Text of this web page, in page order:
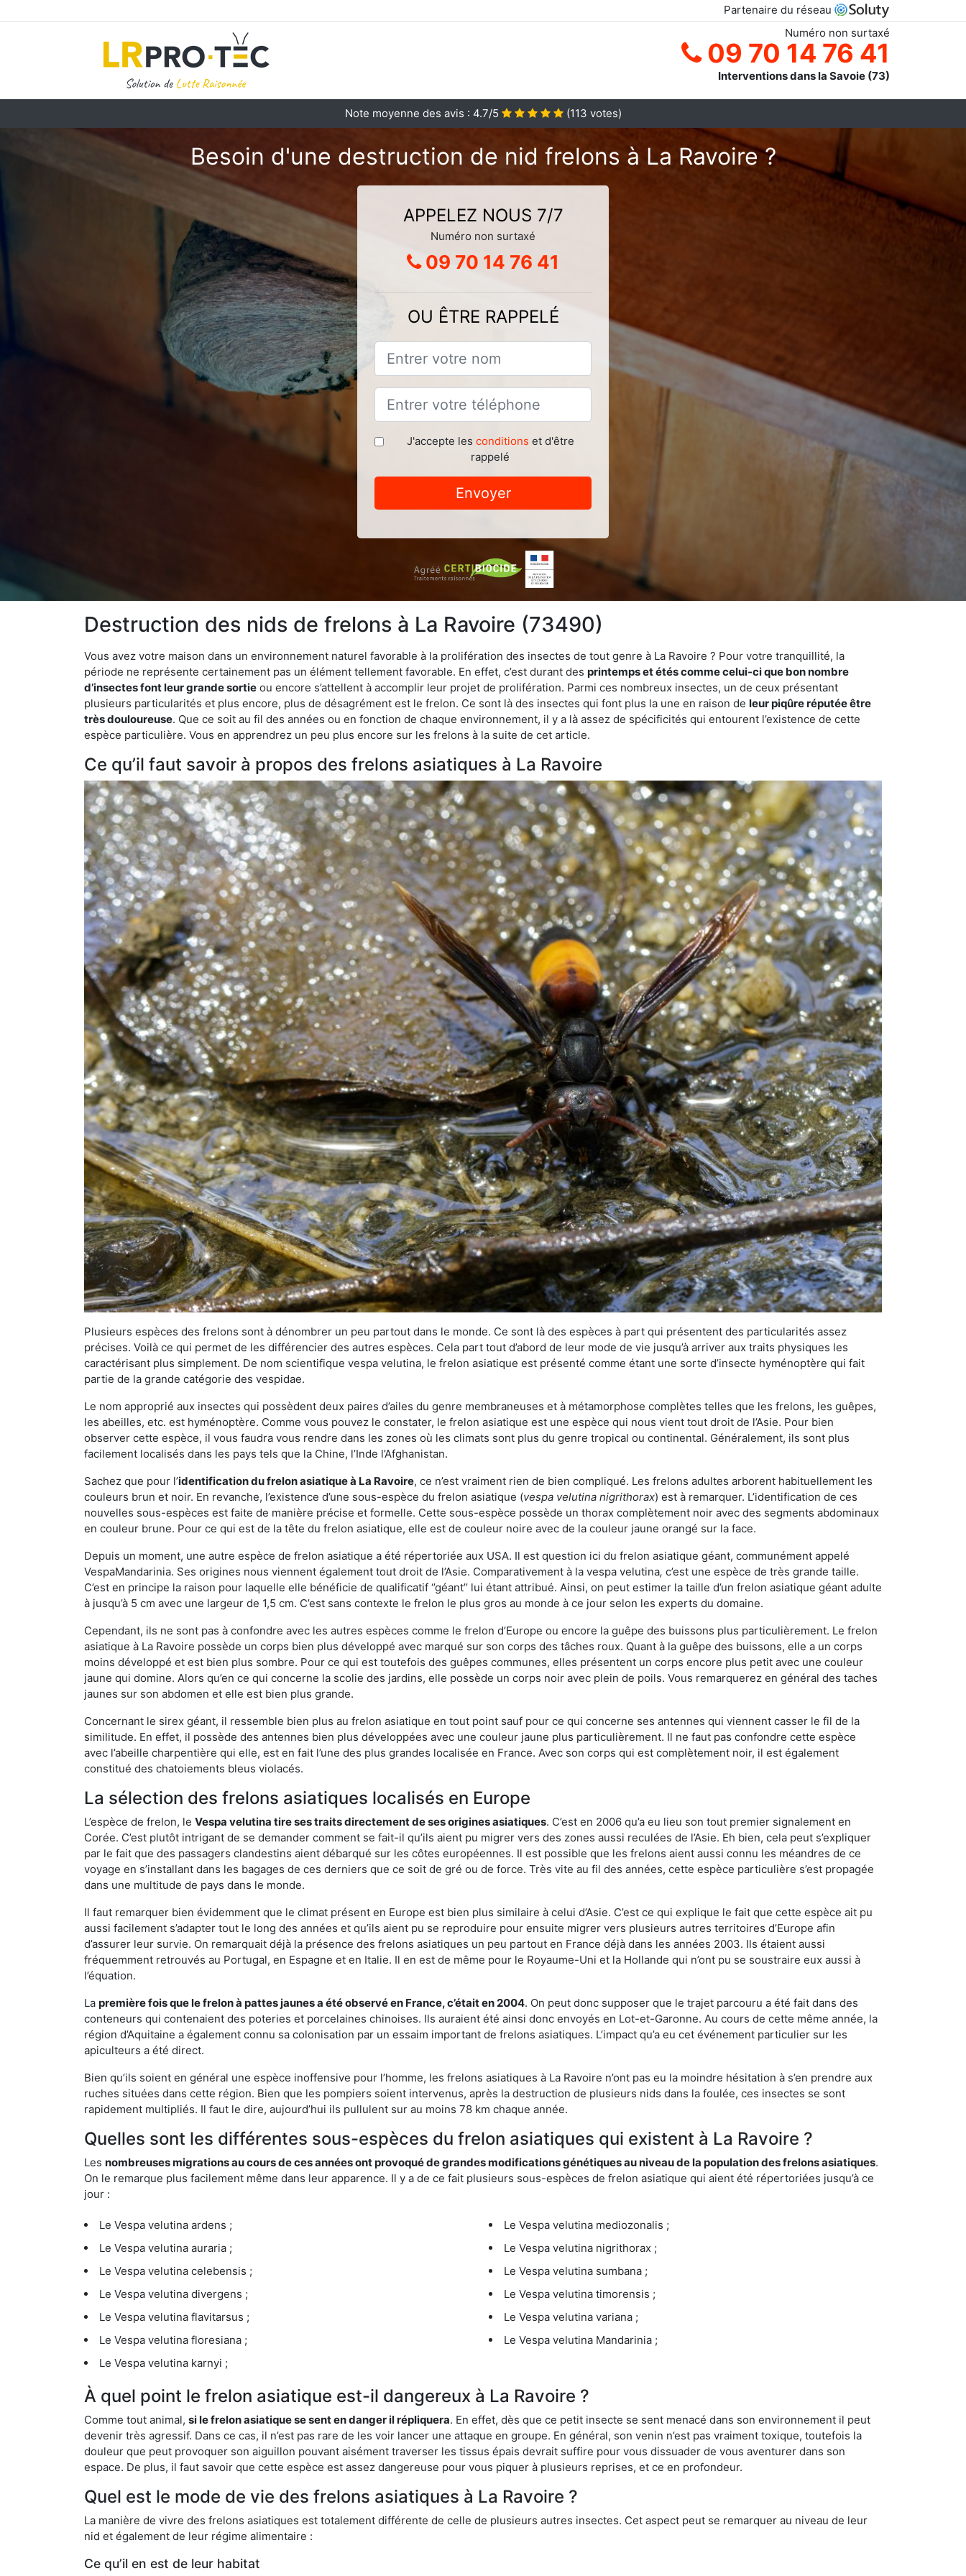
Partenaire du réseau
Numéro non surtaxé
09 70 14 76 41
Interventions dans la Savoie (73)
Note moyenne des avis : 4.7/5 (113 votes)
Besoin d'une destruction de nid frelons à La Ravoire ?
APPELEZ NOUS 7/7
Numéro non surtaxé
09 70 14 76 41
OU ÊTRE RAPPELÉ
J'accepte les conditions et d'être
rappelé
Envoyer
Destruction des nids de frelons à La Ravoire (73490)
Vous avez votre maison dans un environnement naturel favorable à la prolifération des insectes de tout genre à La Ravoire ? Pour votre tranquillité, la
période ne représente certainement pas un élément tellement favorable. En effet, c’est durant des printemps et étés comme celui-ci que bon nombre
d’insectes font leur grande sortie ou encore s’attellent à accomplir leur projet de prolifération. Parmi ces nombreux insectes, un de ceux présentant
plusieurs particularités et plus encore, plus de désagrément est le frelon. Ce sont là des insectes qui font plus la une en raison de leur piqûre réputée être
très douloureuse. Que ce soit au fil des années ou en fonction de chaque environnement, il y a là assez de spécificités qui entourent l’existence de cette
espèce particulière. Vous en apprendrez un peu plus encore sur les frelons à la suite de cet article.
Ce qu’il faut savoir à propos des frelons asiatiques à La Ravoire
Plusieurs espèces des frelons sont à dénombrer un peu partout dans le monde. Ce sont là des espèces à part qui présentent des particularités assez
précises. Voilà ce qui permet de les différencier des autres espèces. Cela part tout d’abord de leur mode de vie jusqu’à arriver aux traits physiques les
caractérisant plus simplement. De nom scientifique vespa velutina, le frelon asiatique est présenté comme étant une sorte d’insecte hyménoptère qui fait
partie de la grande catégorie des vespidae.
Le nom approprié aux insectes qui possèdent deux paires d’ailes du genre membraneuses et à métamorphose complètes telles que les frelons, les guêpes,
les abeilles, etc. est hyménoptère. Comme vous pouvez le constater, le frelon asiatique est une espèce qui nous vient tout droit de l’Asie. Pour bien
observer cette espèce, il vous faudra vous rendre dans les zones où les climats sont plus du genre tropical ou continental. Généralement, ils sont plus
facilement localisés dans les pays tels que la Chine, l’Inde l’Afghanistan.
Sachez que pour l’identification du frelon asiatiqueà La Ravoire, ce n’est vraiment rien de bien compliqué. Les frelons adultes arborent habituellement les
couleurs brun et noir. En revanche, l’existence d’une sous-espèce du frelon asiatique (vespa velutina nigrithorax) est à remarquer. L’identification de ces
nouvelles sous-espèces est faite de manière précise et formelle. Cette sous-espèce possède un thorax complètement noir avec des segments abdominaux
en couleur brune. Pour ce qui est de la tête du frelon asiatique, elle est de couleur noire avec de la couleur jaune orangé sur la face.
Depuis un moment, une autre espèce de frelon asiatique a été répertoriée aux USA. Il est question ici du frelon asiatique géant, communément appelé
VespaMandarinia. Ses origines nous viennent également tout droit de l’Asie. Comparativement à la vespa velutina, c’est une espèce de très grande taille.
C’est en principe la raison pour laquelle elle bénéficie de qualificatif ‘’géant’’ lui étant attribué. Ainsi, on peut estimer la taille d’un frelon asiatique géant adulte
à jusqu’à 5 cm avec une largeur de 1,5 cm. C’est sans contexte le frelon le plus gros au monde à ce jour selon les experts du domaine.
Cependant, ils ne sont pas à confondre avec les autres espèces comme le frelon d’Europe ou encore la guêpe des buissons plus particulièrement. Le frelon
asiatique à La Ravoire possède un corps bien plus développé avec marqué sur son corps des tâches roux. Quant à la guêpe des buissons, elle a un corps
moins développé et est bien plus sombre. Pour ce qui est toutefois des guêpes communes, elles présentent un corps encore plus petit avec une couleur
jaune qui domine. Alors qu’en ce qui concerne la scolie des jardins, elle possède un corps noir avec plein de poils. Vous remarquerez en général des taches
jaunes sur son abdomen et elle est bien plus grande.
Concernant le sirex géant, il ressemble bien plus au frelon asiatique en tout point sauf pour ce qui concerne ses antennes qui viennent casser le fil de la
similitude. En effet, il possède des antennes bien plus développées avec une couleur jaune plus particulièrement. Il ne faut pas confondre cette espèce
avec l’abeille charpentière qui elle, est en fait l’une des plus grandes localisée en France. Avec son corps qui est complètement noir, il est également
constitué des chatoiements bleus violacés.
La sélection des frelons asiatiques localisés en Europe
L’espèce de frelon, le Vespa velutina tire ses traits directement de ses origines asiatiques. C’est en 2006 qu’a eu lieu son tout premier signalement en
Corée. C’est plutôt intrigant de se demander comment se fait-il qu’ils aient pu migrer vers des zones aussi reculées de l’Asie. Eh bien, cela peut s’expliquer
par le fait que des passagers clandestins aient débarqué sur les côtes européennes. Il est possible que les frelons aient aussi connu les méandres de ce
voyage en s’installant dans les bagages de ces derniers que ce soit de gré ou de force. Très vite au fil des années, cette espèce particulière s’est propagée
dans une multitude de pays dans le monde.
Il faut remarquer bien évidemment que le climat présent en Europe est bien plus similaire à celui d’Asie. C’est ce qui explique le fait que cette espèce ait pu
aussi facilement s’adapter tout le long des années et qu’ils aient pu se reproduire pour ensuite migrer vers plusieurs autres territoires d’Europe afin
d’assurer leur survie. On remarquait déjà la présence des frelons asiatiques un peu partout en France déjà dans les années 2003. Ils étaient aussi
fréquemment retrouvés au Portugal, en Espagne et en Italie. Il en est de même pour le Royaume-Uni et la Hollande qui n’ont pu se soustraire eux aussi à
l’équation.
La première fois que le frelon à pattes jaunes a été observé en France, c’était en 2004. On peut donc supposer que le trajet parcouru a été fait dans des
conteneurs qui contenaient des poteries et porcelaines chinoises. Ils auraient été ainsi donc envoyés en Lot-et-Garonne. Au cours de cette même année, la
région d’Aquitaine a également connu sa colonisation par un essaim important de frelons asiatiques. L’impact qu’a eu cet événement particulier sur les
apiculteurs a été direct.
Bien qu’ils soient en général une espèce inoffensive pour l’homme, les frelons asiatiques à La Ravoire n’ont pas eu la moindre hésitation à s’en prendre aux
ruches situées dans cette région. Bien que les pompiers soient intervenus, après la destruction de plusieurs nids dans la foulée, ces insectes se sont
rapidement multipliés. Il faut le dire, aujourd’hui ils pullulent sur au moins 78 km chaque année.
Quelles sont les différentes sous-espèces du frelon asiatiques qui existent à La Ravoire ?
Les nombreuses migrations au cours de ces années ont provoqué de grandes modifications génétiques au niveau de la population des frelons asiatiques.
On le remarque plus facilement même dans leur apparence. Il y a de ce fait plusieurs sous-espèces de frelon asiatique qui aient été répertoriées jusqu’à ce
jour :
Le Vespa velutina ardens ;
Le Vespa velutina auraria ;
Le Vespa velutina celebensis ;
Le Vespa velutina divergens ;
Le Vespa velutina flavitarsus ;
Le Vespa velutina floresiana ;
Le Vespa velutina karnyi ;
Le Vespa velutina mediozonalis ;
Le Vespa velutina nigrithorax ;
Le Vespa velutina sumbana ;
Le Vespa velutina timorensis ;
Le Vespa velutina variana ;
Le Vespa velutina Mandarinia ;
À quel point le frelon asiatique est-il dangereux à La Ravoire ?
Comme tout animal, si le frelon asiatique se sent en danger il répliquera. En effet, dès que ce petit insecte se sent menacé dans son environnement il peut
devenir très agressif. Dans ce cas, il n’est pas rare de les voir lancer une attaque en groupe. En général, son venin n’est pas vraiment toxique, toutefois la
douleur que peut provoquer son aiguillon pouvant aisément traverser les tissus épais devrait suffire pour vous dissuader de vous aventurer dans son
espace. De plus, il faut savoir que cette espèce est assez dangereuse pour vous piquer à plusieurs reprises, et ce en profondeur.
Quel est le mode de vie des frelons asiatiques à La Ravoire ?
La manière de vivre des frelons asiatiques est totalement différente de celle de plusieurs autres insectes. Cet aspect peut se remarquer au niveau de leur
nid et également de leur régime alimentaire :
Ce qu’il en est de leur habitat